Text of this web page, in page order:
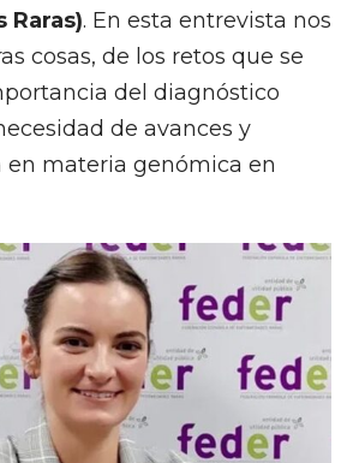
Raras). En esta entrevista nos
cosas, de los retos que se
del diagnóstico
de avances y
en materia genómica en